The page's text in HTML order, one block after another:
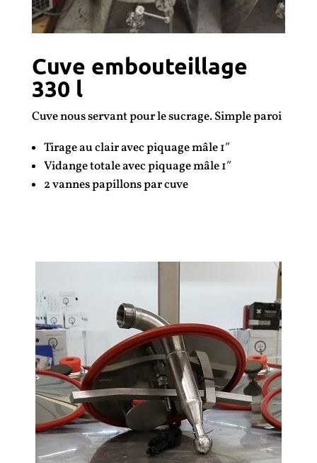
Cuve embouteillage
330 l
Cuve nous servant pour le sucrage. Simple paroi
Tirage au clair avec piquage mâle 1″
Vidange totale avec piquage mâle 1″
2 vannes papillons par cuve